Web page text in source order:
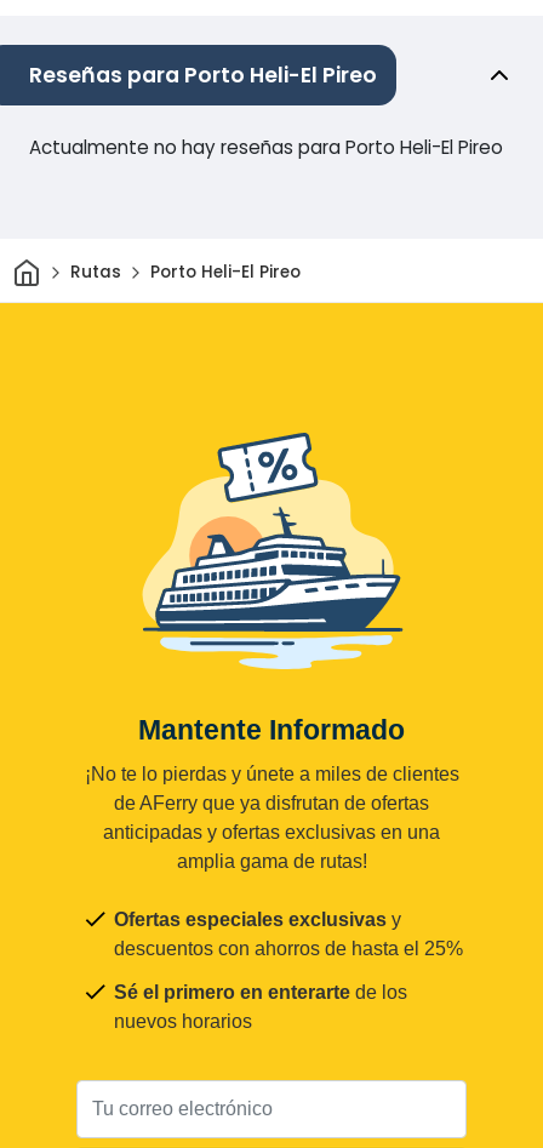
Reseñas para Porto Heli-El Pireo
Actualmente no hay reseñas para Porto Heli-El Pireo
InicioRutas Porto Heli-El Pireo
Mantente Informado
¡No te lo pierdas y únete a miles de clientes
de AFerry que ya disfrutan de ofertas
anticipadas y ofertas exclusivas en una
amplia gama de rutas!
Ofertas especiales exclusivas y
descuentos con ahorros de hasta el 25%
Sé el primero en enterarte de los
nuevos horarios